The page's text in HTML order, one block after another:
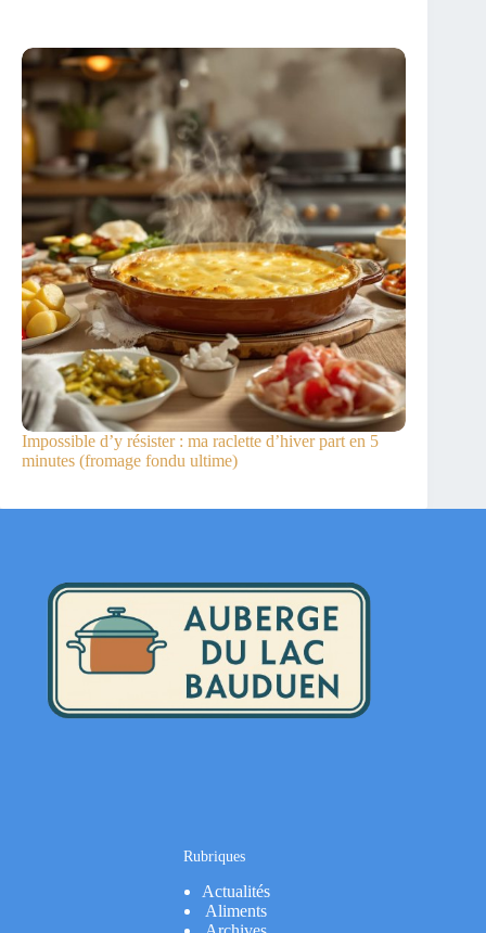
Impossible d’y résister : ma raclette d’hiver part en 5
minutes (fromage fondu ultime)
Rubriques
Actualités
Aliments